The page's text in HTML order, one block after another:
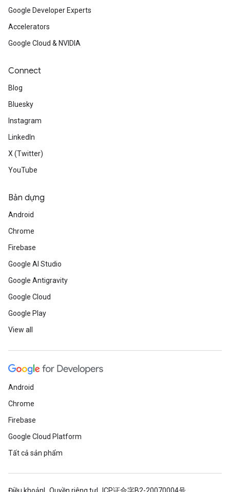
Google Developer Experts
Accelerators
Google Cloud & NVIDIA
Connect
Blog
Bluesky
Instagram
LinkedIn
X (Twitter)
YouTube
Bản dựng
Android
Chrome
Firebase
Google AI Studio
Google Antigravity
Google Cloud
Google Play
View all
Android
Chrome
Firebase
Google Cloud Platform
Tất cả sản phẩm